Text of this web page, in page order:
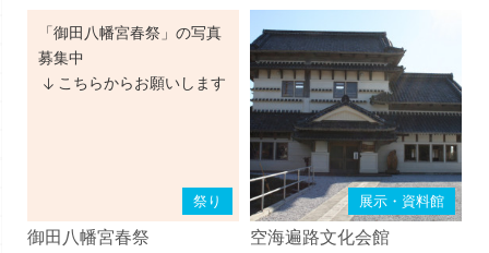
「御田八幡宮春祭」の写真
募集中
こちらからお願いします
祭り
御田八幡宮春祭
展示・資料館
空海遍路文化会館